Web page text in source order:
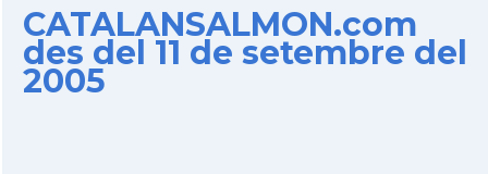
CATALANSALMON.com
des del 11 de setembre del
2005